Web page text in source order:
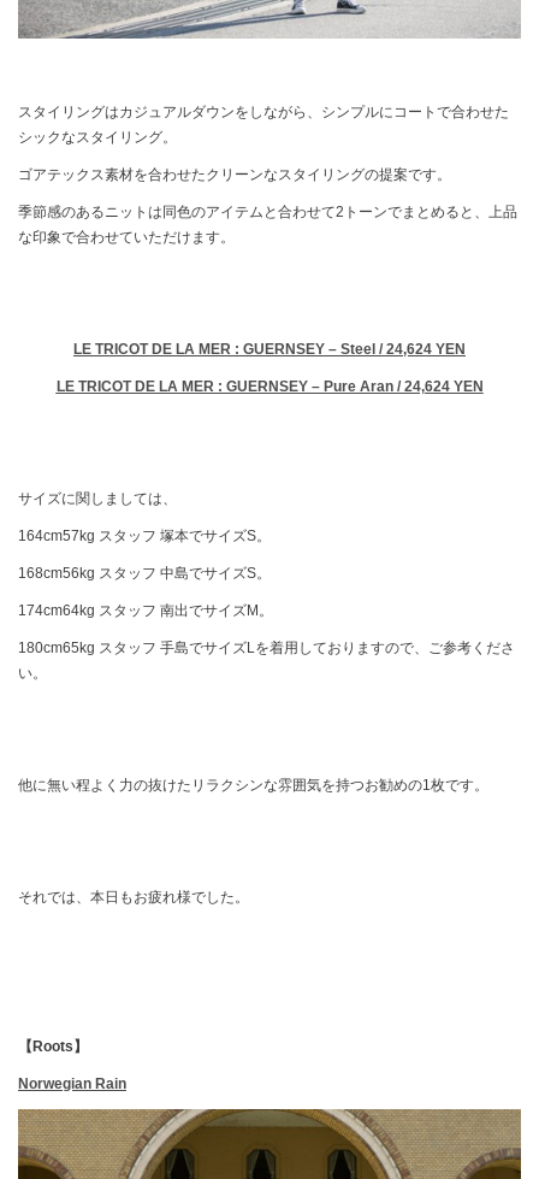
スタイリングはカジュアルダウンをしながら、シンプルにコートで合わせた
シックなスタイリング。
ゴアテックス素材を合わせたクリーンなスタイリングの提案です。
季節感のあるニットは同色のアイテムと合わせて2トーンでまとめると、上品
な印象で合わせていただけます。
LE TRICOT DE LA MER : GUERNSEY – Steel / 24,624 YEN
LE TRICOT DE LA MER : GUERNSEY – Pure Aran / 24,624 YEN
サイズに関しましては、
164cm57kg スタッフ 塚本でサイズS。
168cm56kg スタッフ 中島でサイズS。
174cm64kg スタッフ 南出でサイズM。
180cm65kg スタッフ 手島でサイズLを着用しておりますので、ご参考くださ
い。
他に無い程よく力の抜けたリラクシンな雰囲気を持つお勧めの1枚です。
それでは、本日もお疲れ様でした。
【Roots】
Norwegian Rain